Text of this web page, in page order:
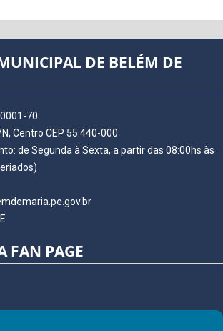
DE BELÉM DE
70
Centro CEP 55.440-000
de Segunda à Sexta, a partir das 08:00hs às
FAN PAGE